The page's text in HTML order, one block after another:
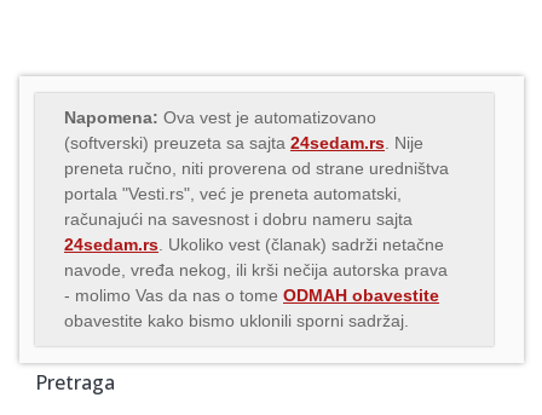
Napomena: Ova vest je automatizovano
(softverski) preuzeta sa sajta 24sedam.rs . Nije
preneta ručno, niti proverena od strane uredništva
portala "Vesti.rs", već je preneta automatski,
računajući na savesnost i dobru nameru sajta
24sedam.rs . Ukoliko vest (članak) sadrži netačne
navode, vređa nekog, ili krši nečija autorska prava
- molimo Vas da nas o tome ODMAH obavestite
obavestite kako bismo uklonili sporni sadržaj.
Pretraga